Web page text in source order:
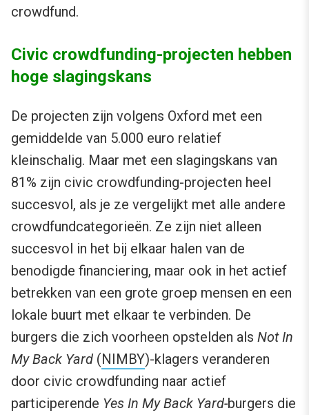
crowdfund.
Civic crowdfunding-projecten hebben
hoge slagingskans
De projecten zijn volgens Oxford met een
gemiddelde van 5.000 euro relatief
kleinschalig. Maar met een slagingskans van
81% zijn civic crowdfunding-projecten heel
succesvol, als je ze vergelijkt met alle andere
crowdfundcategorieën. Ze zijn niet alleen
succesvol in het bij elkaar halen van de
benodigde financiering, maar ook in het actief
betrekken van een grote groep mensen en een
lokale buurt met elkaar te verbinden. De
burgers die zich voorheen opstelden als Not In
My Back Yard (NIMBY)-klagers veranderen
door civic crowdfunding naar actief
participerende Yes In My Back Yard-burgers die